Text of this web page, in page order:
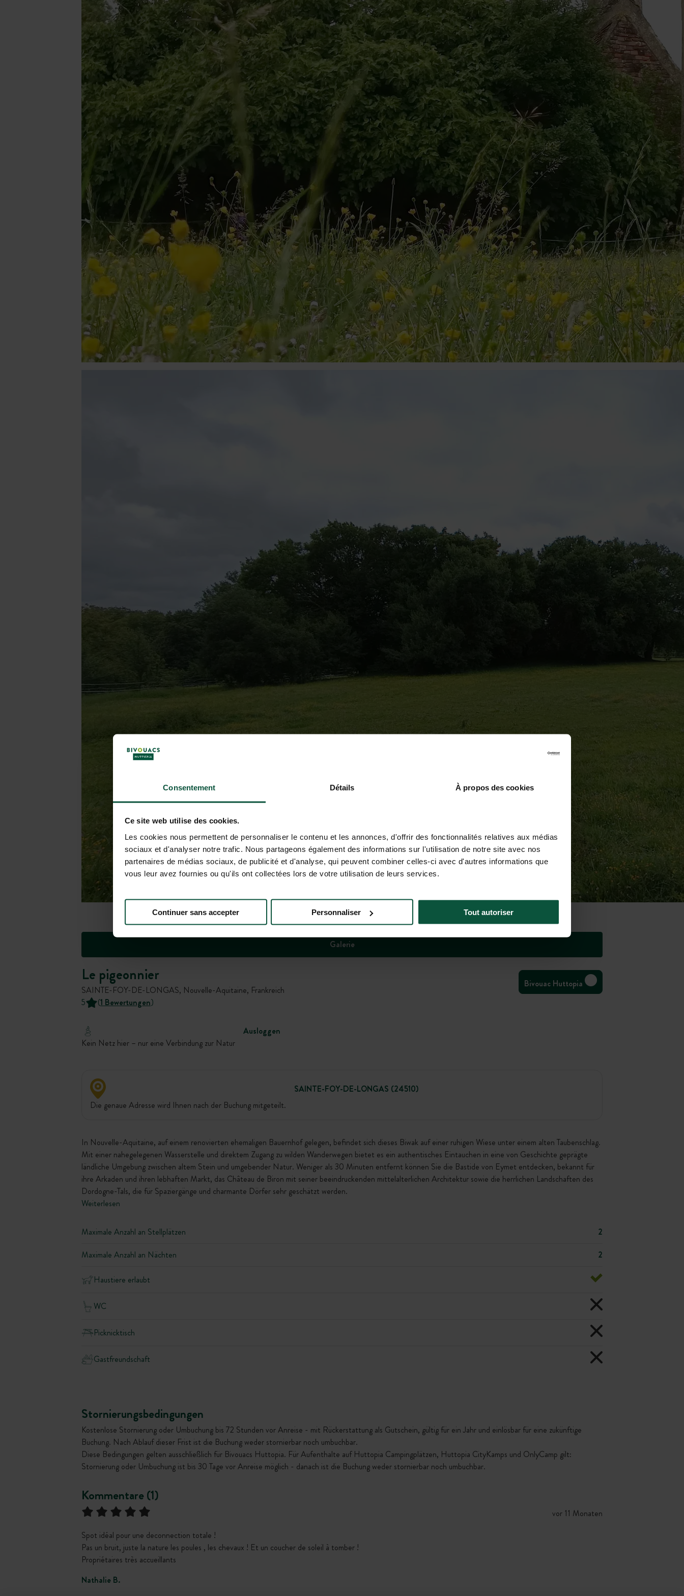
Consentement Détails À propos des cookies
Ce site web utilise des cookies.
Les cookies nous permettent de personnaliser le contenu et les annonces, d'offrir des fonctionnalités relatives aux médias
sociaux et d'analyser notre trafic. Nous partageons également des informations sur l'utilisation de notre site avec nos
partenaires de médias sociaux, de publicité et d'analyse, qui peuvent combiner celles-ci avec d'autres informations que
vous leur avez fournies ou qu'ils ont collectées lors de votre utilisation de leurs services.
Continuer sans accepter Personnaliser Tout autoriser
Galerie
Le pigeonnier
SAINTE-FOY-DE-LONGAS, Nouvelle-Aquitaine, Frankreich
Bivouac Huttopia
5
(1 Bewertungen)
Ausloggen
Kein Netz hier – nur eine Verbindung zur Natur
SAINTE-FOY-DE-LONGAS (24510)
Die genaue Adresse wird Ihnen nach der Buchung mitgeteilt.
In Nouvelle-Aquitaine, auf einem renovierten ehemaligen Bauernhof gelegen, befindet sich dieses Biwak auf einer ruhigen Wiese unter einem alten Taubenschlag.
Mit einer nahegelegenen Wasserstelle und direktem Zugang zu wilden Wanderwegen bietet es ein authentisches Eintauchen in eine von Geschichte geprägte
ländliche Umgebung zwischen altem Stein und umgebender Natur. Weniger als 30 Minuten entfernt können Sie die Bastide von Eymet entdecken, bekannt für
ihre Arkaden und ihren lebhaften Markt, das Château de Biron mit seiner beeindruckenden mittelalterlichen Architektur sowie die herrlichen Landschaften des
Dordogne-Tals, die für Spaziergänge und charmante Dörfer sehr geschätzt werden.
Weiterlesen
Maximale Anzahl an Stellplätzen
2
Maximale Anzahl an Nächten
2
Haustiere erlaubt
WC
Picknicktisch
Gastfreundschaft
Stornierungsbedingungen
Kostenlose Stornierung oder Umbuchung bis 72 Stunden vor Anreise - mit Rückerstattung als Gutschein, gültig für ein Jahr und einlösbar für eine zukünftige
Buchung. Nach Ablauf dieser Frist ist die Buchung weder stornierbar noch umbuchbar.
Diese Bedingungen gelten ausschließlich für Bivouacs Huttopia. Für Aufenthalte auf Huttopia Campingplätzen, Huttopia CityKamps und OnlyCamp gilt:
Stornierung oder Umbuchung ist bis 30 Tage vor Anreise möglich - danach ist die Buchung weder stornierbar noch umbuchbar.
Kommentare (1)
vor 11 Monaten
Spot idéal pour une deconnection totale !
Pas un bruit, juste la nature les poules , les chevaux ! Et un coucher de soleil à tomber !
Propriétaires très accueillants
Nathalie B.